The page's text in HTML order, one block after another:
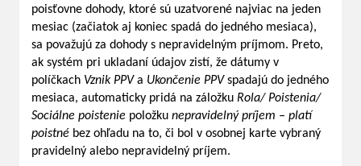
poisťovne dohody, ktoré sú uzatvorené najviac na jeden
mesiac (začiatok aj koniec spadá do jedného mesiaca),
sa považujú za dohody s nepravidelným príjmom. Preto,
ak systém pri ukladaní údajov zistí, že dátumy v
políčkach Vznik PPVa Ukončenie PPVspadajú do jedného
mesiaca, automaticky pridá na záložku Rola/ Poistenia/
Sociálne poistenie položku nepravidelný príjem – platí
poistné bez ohľadu na to, či bol v osobnej karte vybraný
pravidelný alebo nepravidelný príjem.